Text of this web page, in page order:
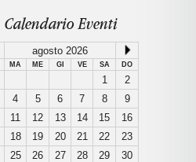
Calendario Eventi
agosto 2026
MA ME GI VE SA DO
1
2
4 5 6 7 8
9
11 12 13 14 15
16
18 19 20 21 22
23
25 26 27 28 29
30